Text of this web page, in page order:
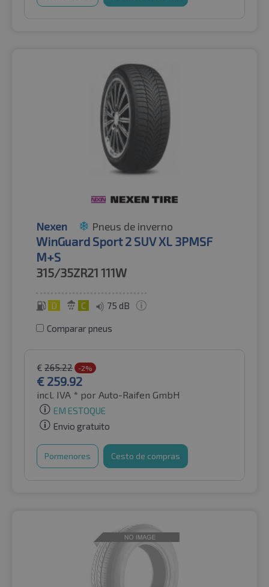
Nexen Pneus de inverno
WinGuard Sport 2 SUV XL 3PMSF
M+S
315/35ZR21 111W
D C 75 dB
Comparar pneus
€ 265.22 -2%
€ 259.92
incl. IVA * por Auto-Raifen GmbH
EM ESTOQUE
Envio gratuito
Pormenores Cesto de compras